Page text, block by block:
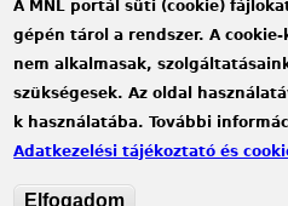
Telefon:+36 52 503 296
(Kutatószolgálat)
Mobil:+36 20 311 4621
311 2556 (Kossuth utcai
(Hajdúböszörményi
E-mail:hbvl@mnl.gov.hu
KRID:565323194
A MNL portál süti (cookie)
gépén tárol a rendszer. A
nem alkalmasak,
szükségesek. Az oldal
k használatába. További
Adatkezelési tájékoztató és
Elfogadom